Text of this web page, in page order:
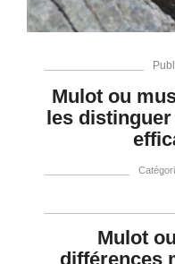
Mulot ou
les distinguer
Mulot
différences